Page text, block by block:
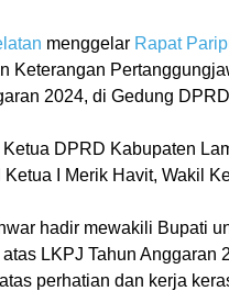
menggelar Rapat
Keterangan
2024, di Gedung
DPRD Kabupaten
I Merik Havit, Wakil
hadir mewakili Bupati
LKPJ Tahun Anggaran
perhatian dan kerja